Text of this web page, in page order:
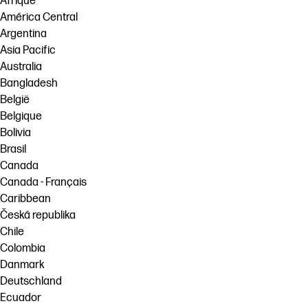
América Central
Argentina
Asia Pacific
Australia
Bangladesh
België
Belgique
Bolivia
Brasil
Canada
Canada - Français
Caribbean
Česká republika
Chile
Colombia
Danmark
Deutschland
Ecuador